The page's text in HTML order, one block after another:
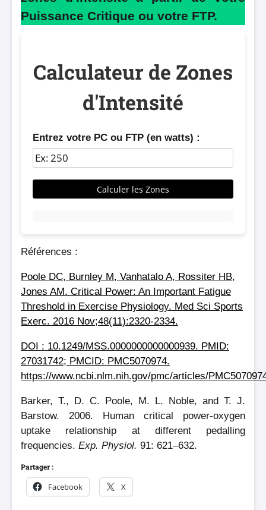
Puissance Critique ou votre FTP.
Calculateur de Zones
d'Intensité
Entrez votre PC ou FTP (en watts) :
Calculer les Zones
Références :
Poole DC, Burnley M, Vanhatalo A, Rossiter HB,
Jones AM. Critical Power: An Important Fatigue
Threshold in Exercise Physiology. Med Sci Sports
Exerc. 2016 Nov;48(11):2320-2334.
DOI : 10.1249/MSS.0000000000000939. PMID:
27031742; PMCID: PMC5070974.
https://www.ncbi.nlm.nih.gov/pmc/articles/
Barker, T., D. C. Poole, M. L. Noble, and T. J.
Barstow. 2006. Human critical power-oxygen
uptake relationship at different pedalling
frequencies. Exp. Physiol. 91: 621–632.
Partager :
Facebook X